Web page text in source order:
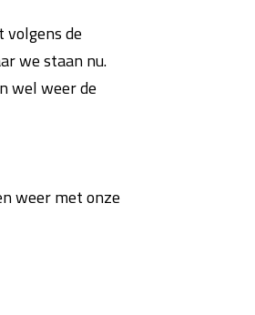
de
we staan nu.
wel weer de
weer met onze